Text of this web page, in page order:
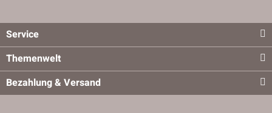
Service
Themenwelt
Bezahlung & Versand